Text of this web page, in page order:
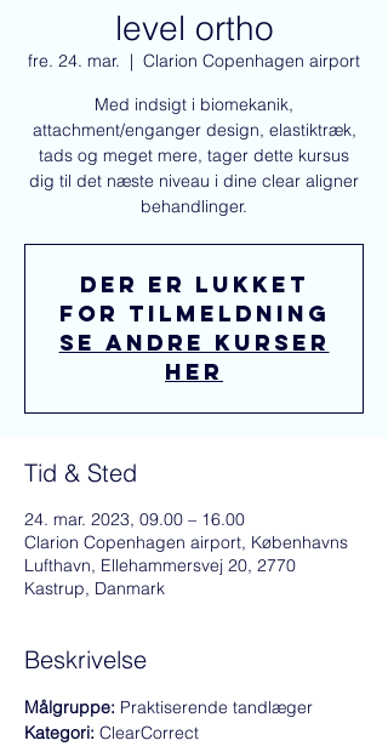
level ortho
fre. 24. mar.
  |
Clarion Copenhagen airport
Med indsigt i biomekanik,
attachment/enganger design, elastiktræk,
tads og meget mere, tager dette kursus
dig til det næste niveau i dine clear aligner
behandlinger.
Der er lukket
for tilmeldning
Se andre kurser
her
Tid & Sted
24. mar. 2023, 09.00 – 16.00
Clarion Copenhagen airport, Københavns
Lufthavn, Ellehammersvej 20, 2770
Kastrup, Danmark
Beskrivelse
Målgruppe: Praktiserende tandlæger
Kategori: ClearCorrect